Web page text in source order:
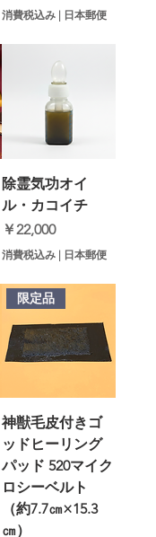
消費税込み| 日本郵便
除霊気功オイ
ル・カコイチ
価格
￥22,000
消費税込み| 日本郵便
限定品
神獣毛皮付きゴ
ッドヒーリング
パッド 520マイク
ロシーベルト
（約7.7㎝×15.3
㎝）